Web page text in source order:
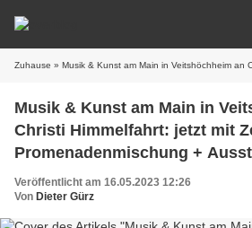
Zuhause » Musik & Kunst am Main in Veitshöchheim an Christi Himmelfahrt: jetzt mit Zeit- und Ortsplan
Musik & Kunst am Main in
Christi Himmelfahrt: jetzt mit Zeit- und Ortsplan
Promenadenmischung +
Hobbykunstausstellung
Veröffentlicht am 16.05.2023 12:26
Von Dieter Gürz